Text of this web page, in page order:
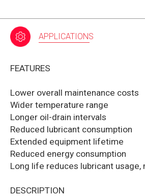
APPLICATIONS
FEATURES
Lower overall maintenance costs
Wider temperature range
Longer oil-drain intervals
Reduced lubricant consumption
Extended equipment lifetime
Reduced energy consumption
Long life reduces lubricant usage,
DESCRIPTION